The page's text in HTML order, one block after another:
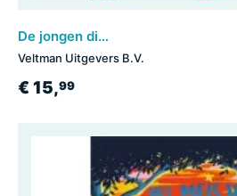
De jongen die met een walvis zwom
Veltman Uitgevers B.V.
€ 15,99